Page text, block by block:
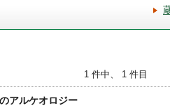
1 件中、 1 件目
アルケオロジー